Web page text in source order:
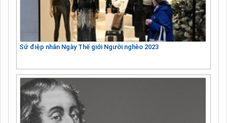
Sứ điệp nhân Ngày Thế giới Người nghèo 2023